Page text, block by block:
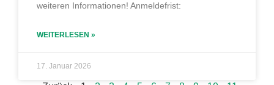
weiteren Informationen! Anmeldefrist:
WEITERLESEN »
17. Januar 2026